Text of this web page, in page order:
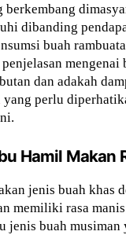
berkembang
dibanding
buah
mengenai
dan adakah
yang perlu
Hamil Makan
jenis buah khas
memiliki rasa
jenis buah musiman